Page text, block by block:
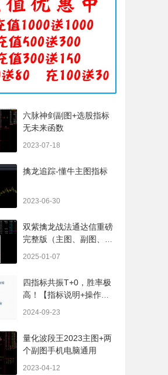
六脉神剑副图+选股指标
无未来函数
2023-07-18
擒龙追踪-懂牛主图指标
2023-06-30
双紫擒龙战法通达信重磅
完整版（主图、副图、排
2025-01-07
四指标共振T+0，胜率极
高！【指标说明+操作方
2024-09-23
量化波段王2023主图+两
个副图手机电脑通用
2023-04-12